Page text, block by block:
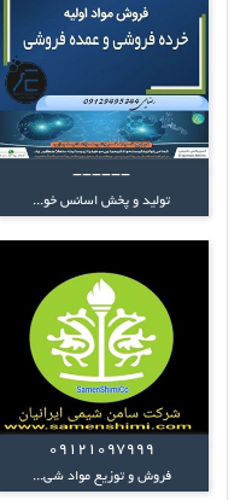
------
تولید و پخش اسانس خو...
09121097999
فروش و توزیع مواد شی...